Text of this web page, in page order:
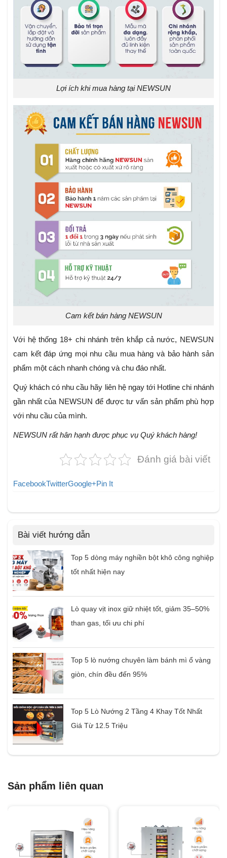
Lợi ích khi mua hàng tại NEWSUN
Cam kết bán hàng NEWSUN
Với hệ thống 18+ chi nhánh trên khắp cả nước, NEWSUN
cam kết đáp ứng mọi nhu cầu mua hàng và bảo hành sản
phẩm một cách nhanh chóng và chu đáo nhất.
Quý khách có nhu cầu hãy liên hệ ngay tới Hotline chi nhánh
gần nhất của NEWSUN để được tư vấn sản phẩm phù hợp
với nhu cầu của mình.
NEWSUN rất hân hạnh được phục vụ Quý khách hàng!
Đánh giá bài viết
FacebookTwitterGoogle+Pin It
Bài viết hướng dẫn
Top 5 dòng máy nghiền bột khô công nghiệp
tốt nhất hiện nay
Lò quay vịt inox giữ nhiệt tốt, giảm 35–50%
than gas, tối ưu chi phí
Top 5 lò nướng chuyên làm bánh mì ổ vàng
giòn, chín đều đến 95%
Top 5 Lò Nướng 2 Tầng 4 Khay Tốt Nhất
Giá Từ 12.5 Triệu
Sản phẩm liên quan